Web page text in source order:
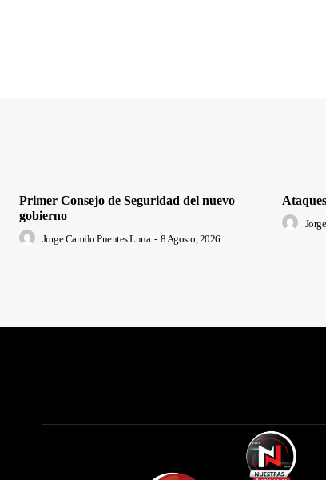
Primer Consejo de Seguridad del nuevo
gobierno
Jorge Camilo Puentes Luna - 8 Agosto, 2026